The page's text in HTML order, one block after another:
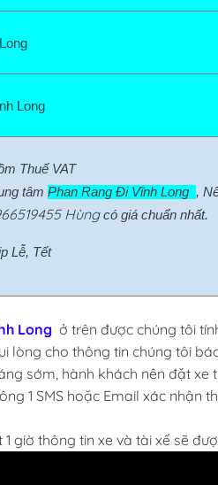
Long
Thuế VAT
tâm Phan Rang Đi Vĩnh Long ,
Hùngcó giá chuẩn nhất.
Lễ, Tết
Long ở trên được chúng tôi
lòng cho thông tin chúng tôi
sớm, hành khách nên đặt xe
1 SMS hoặc Email xác nhận
giờ thông tin xe và tài xế sẽ